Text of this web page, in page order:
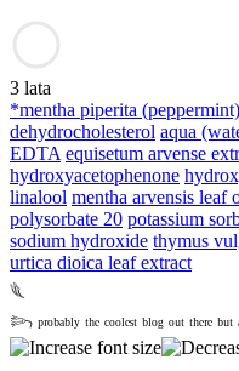
3 lata
*mentha piperita
dehydrocholesterol aqua
EDTA equisetum arvense
hydroxyacetophenone
linalool mentha arvensis leaf
polysorbate 20 potassium
sodium hydroxide thymus
urtica dioica leaf extract
𓆰
𓆸 ᵖʳᵒᵇᵃᵇˡʸ ᵗʰᵉ ᶜᵒᵒˡᵉˢᵗ ᵇˡᵒᵍ ᵒᵘᵗ ᵗʰᵉʳᵉ